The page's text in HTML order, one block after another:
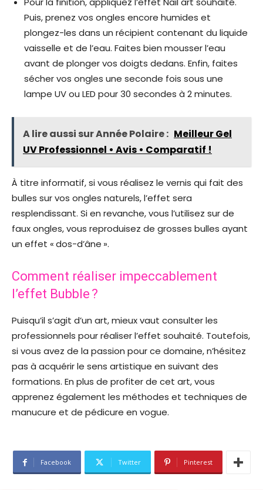
Puis, prenez vos ongles encore humides et
plongez-les dans un récipient contenant du liquide
vaisselle et de l’eau. Faites bien mousser l’eau
avant de plonger vos doigts dedans. Enfin, faites
sécher vos ongles une seconde fois sous une
lampe UV ou LED pour 30 secondes à 2 minutes.
A lire aussi sur Année Polaire : Meilleur Gel
UV Professionnel • Avis • Comparatif !
À titre informatif, si vous réalisez le vernis qui fait des
bulles sur vos ongles naturels, l’effet sera
resplendissant. Si en revanche, vous l’utilisez sur de
faux ongles, vous reproduisez de grosses bulles ayant
un effet « dos-d’âne ».
Comment réaliser impeccablement
l’effet Bubble ?
Puisqu’il s’agit d’un art, mieux vaut consulter les
professionnels pour réaliser l’effet souhaité. Toutefois,
si vous avez de la passion pour ce domaine, n’hésitez
pas à acquérir le sens artistique en suivant des
formations. En plus de profiter de cet art, vous
apprenez également les méthodes et techniques de
manucure et de pédicure en vogue.
Facebook Twitter Pinterest